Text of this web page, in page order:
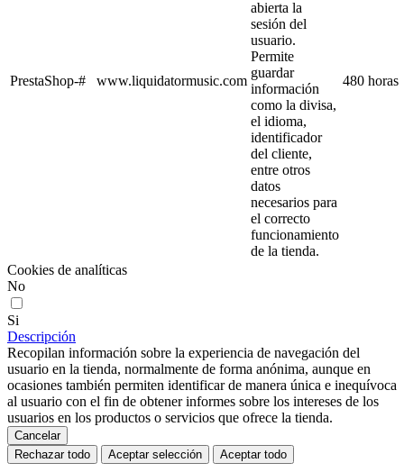
PrestaShop-# www.liquidatormusic.com
abierta la
sesión del
usuario.
Permite
guardar
información
como la divisa,
el idioma,
identificador
del cliente,
entre otros
datos
necesarios para
el correcto
funcionamiento
de la tienda.
480 horas
Cookies de analíticas
No
Si
Descripción
Recopilan información sobre la experiencia de navegación del
usuario en la tienda, normalmente de forma anónima, aunque en
ocasiones también permiten identificar de manera única e inequívoca
al usuario con el fin de obtener informes sobre los intereses de los
usuarios en los productos o servicios que ofrece la tienda.
Cancelar
Rechazar todo
Aceptar selección Aceptar todo